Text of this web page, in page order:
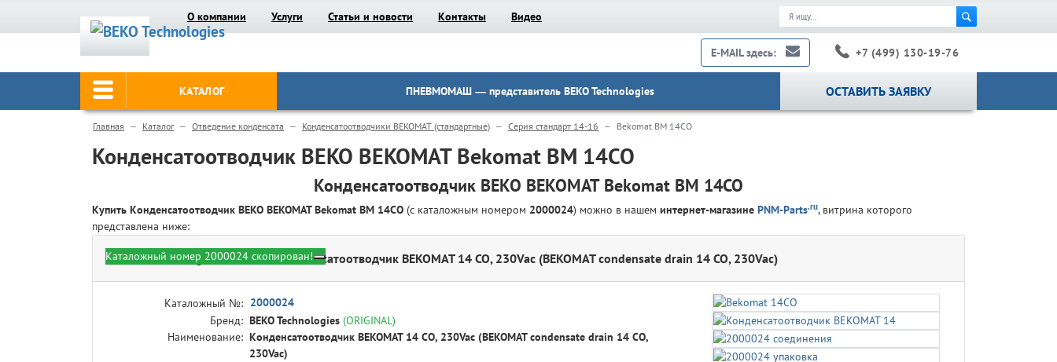
О компании Услуги Статьи и новости Контакты Видео
E-MAIL здесь: +7 (499) 130-19-76
КАТАЛОГ ПНЕВМОМАШ — представитель BEKO Technologies ОСТАВИТЬ ЗАЯВКУ
Главная Каталог Отведение конденсата Конденсатоотводчики BEKOMAT (стандартные) Серия стандарт 14-16 Bekomat BM 14CO
Конденсатоотводчик BEKO BEKOMAT Bekomat BM 14CO
Конденсатоотводчик BEKO BEKOMAT Bekomat BM 14CO
Купить Конденсатоотводчик BEKO BEKOMAT Bekomat BM 14CO (с каталожным номером 2000024) можно в нашем интернет-магазине PNM-Parts.ru, витрина которого
представлена ниже:
BEKO Technologies 2000024 - Конденсатоотводчик BEKOMAT 14 CO, 230Vac (BEKOMAT condensate drain 14 CO, 230Vac)
Каталожный №: 2000024
Бренд: BEKO Technologies (ORIGINAL)
Наименование: Конденсатоотводчик BEKOMAT 14 CO, 230Vac (BEKOMAT condensate drain 14 CO,
230Vac)
Каталожный номер 2000024 скопирован!